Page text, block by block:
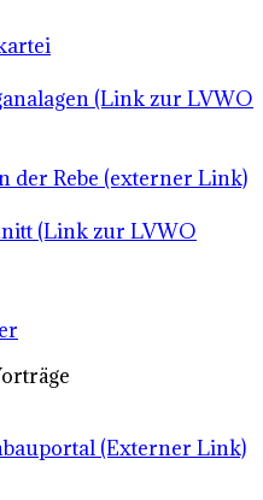
(Link zur LVWO
der Rebe (externer Link)
(Link zur LVWO
(Externer Link)